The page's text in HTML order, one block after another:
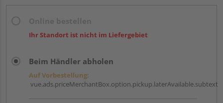
Ihr Standort ist nicht im Liefergebiet
Beim Händler abholen
Auf Vorbestellung:
vue.ads.priceMerchantBox.option.pickup.laterAvailable.subtext